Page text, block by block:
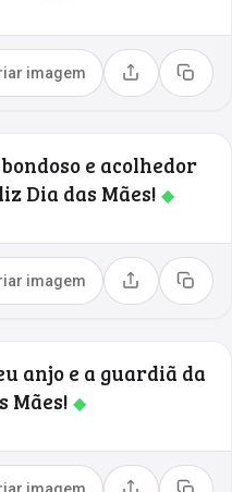
imagem Compartilhar
Copiar
e acolhedor
Dia das Mães! ◆
imagem Compartilhar
Copiar
anjo e a guardiã da
Mães! ◆
imagem